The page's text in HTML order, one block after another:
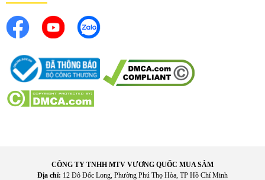
CÔNG TY TNHH MTV VƯƠNG QUỐC MUA SẮM
Địa chỉ: 12 Đô Đốc Long, Phường Phú Thọ Hòa, TP Hồ Chí Minh